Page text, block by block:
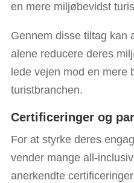
en mere miljøbevidst
Gennem disse tiltag kan
alene reducere deres
lede vejen mod en
turistbranchen.
Certificeringer og
For at styrke deres
vender mange all-
anerkendte